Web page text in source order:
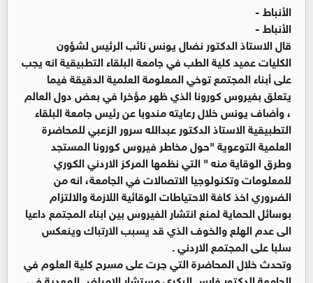
الأنباط -
الأنباط -
قال الاستاذ الدكتور نضال يونس نائب الرئيس لشؤون
الكليات عميد كلية الطب في جامعة البلقاء التطبيقية انه يجب
على أبناء المجتمع توخي المعلومة العلمية الدقيقة فيما
يتعلق بفيروس كورونا الذي ظهر مؤخرا في بعض دول العالم
، وأضاف يونس خلال رعايته مندوبا عن رئيس جامعة البلقاء
التطبيقية الاستاذ الدكتور عبدالله سرور الزعبي للمحاضرة
العلمية التوعوية "حول مخاطر فيروس كورونا المستجد
وطرق الوقاية منه " التي نظمها المركز الاردني الكوري
للمعلومات وتكنولوجيا الاتصالات في الجامعة، انه من
الضروري اخذ كافة الاحتياطات الوقائية اللازمة والالتزام
بوسائل الحماية لمنع انتشار الفيروس بين ابناء المجتمع داعيا
الى عدم الهلع والخوف الذي قد يسبب الارتباك وينعكس
سلبا على المجتمع الاردني .
وتحدث خلال المحاضرة التي جرت على مسرح كلية العلوم في
الجامعة الدكتور فارس البكري مستشار الامراض المعدية في